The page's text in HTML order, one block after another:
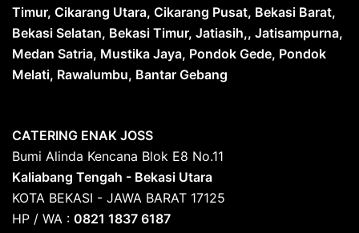
Timur, Cikarang Utara, Cikarang Pusat, Bekasi Barat,
Bekasi Selatan, Bekasi Timur, Jatiasih,, Jatisampurna,
Medan Satria, Mustika Jaya, Pondok Gede, Pondok
Melati, Rawalumbu, Bantar Gebang
CATERING ENAK JOSS
Bumi Alinda Kencana Blok E8 No.11
Kaliabang Tengah - Bekasi Utara
KOTA BEKASI - JAWA BARAT 17125
HP / WA : 0821 1837 6187